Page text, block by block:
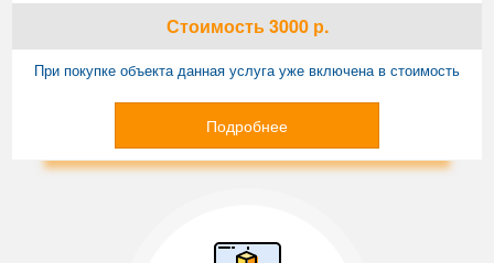
Стоимость3000р.
При покупке объекта данная услуга уже включена в стоимость
Подробнее